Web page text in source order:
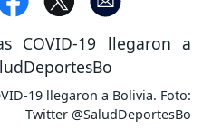
19 llegaron a Bolivia. Foto:
Twitter @SaludDeportesBo